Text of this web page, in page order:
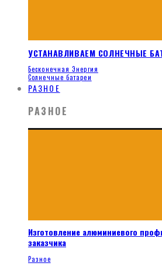
УСТАНАВЛИВАЕМ СОЛНЕЧНЫЕ
Бесконечная Энергия
Солнечные батареи
РАЗНОЕ
РАЗНОЕ
Изготовление алюминиевого
заказчика
Разное